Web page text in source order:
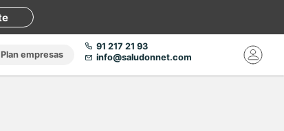
Plan empresas
91 217 21 93
info@saludonnet.com